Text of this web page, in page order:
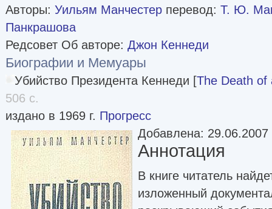
Авторы: Уильям Манчестер перевод: Т. Ю.
Панкрашова
Редсовет Об авторе: Джон Кеннеди
Биографии и Мемуары
Убийство Президента Кеннеди [The Death of
506 с.
издано в 1969 г. Прогресс
Добавлена: 29.06.2007
Аннотация
В книге читатель
изложенный